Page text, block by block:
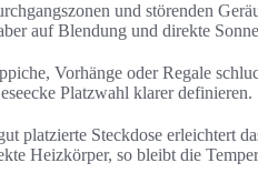
und störenden
auf Blendung und direkte
Vorhänge oder Regale
Platzwahl klarer definieren.
platzierte Steckdose erleichtert
Heizkörper, so bleibt die